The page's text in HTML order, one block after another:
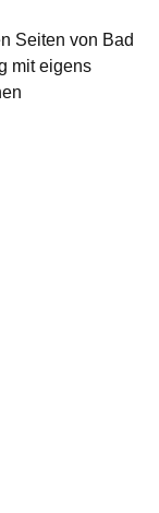
Seiten von Bad
mit eigens